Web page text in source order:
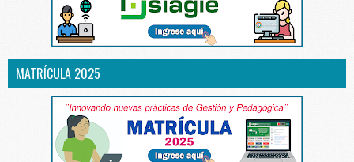
MATRÍCULA 2025